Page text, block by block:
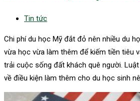
Tin tức
Chi phí du học Mỹ đắt đỏ nên nhiều du
vừa học vừa làm thêm để kiếm tiền tiêu
trải cuộc sống đất khách quê người.
về điều kiện làm thêm cho du học sinh